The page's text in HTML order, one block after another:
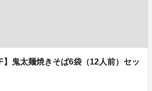
】鬼太麺焼きそば6袋（12人前）セッ